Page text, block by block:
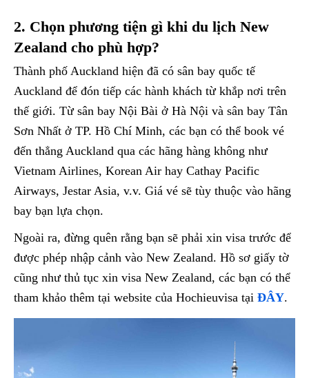
2. Chọn phương tiện gì khi du lịch New
Zealand cho phù hợp?
Thành phố Auckland hiện đã có sân bay quốc tế
Auckland để đón tiếp các hành khách từ khắp nơi trên
thế giới. Từ sân bay Nội Bài ở Hà Nội và sân bay Tân
Sơn Nhất ở TP. Hồ Chí Minh, các bạn có thể book vé
đến thẳng Auckland qua các hãng hàng không như
Vietnam Airlines, Korean Air hay Cathay Pacific
Airways, Jestar Asia, v.v. Giá vé sẽ tùy thuộc vào hãng
bay bạn lựa chọn.
Ngoài ra, đừng quên rằng bạn sẽ phải xin visa trước để
được phép nhập cảnh vào New Zealand. Hồ sơ giấy tờ
cũng như thủ tục xin visa New Zealand, các bạn có thể
tham khảo thêm tại website của Hochieuvisa tại ĐÂY.